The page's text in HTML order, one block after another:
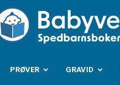
PRØVER GRAVID